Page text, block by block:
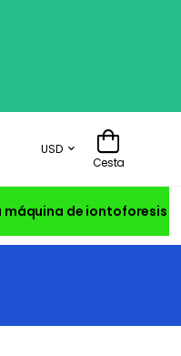
USD
Cesta
máquina de iontoforesis